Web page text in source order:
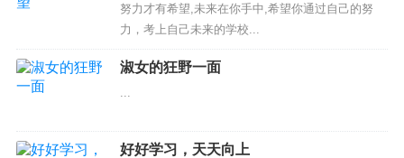
骑背岭起，经佛山市三水区的大塘、芦苞、黄塘、
河口、西南至南海区狮山止，全长64.346 公里。
...
努力才有希望,未来在你手中,希望你通过自己的努
力，考上自己未来的学校...
淑女的狂野一面
...
好好学习，天天向上
13 云水禅心 民乐
14